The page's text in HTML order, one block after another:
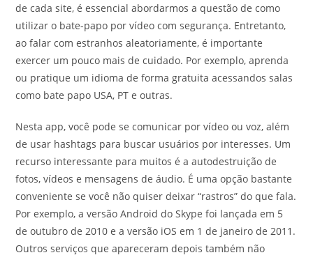
de cada site, é essencial abordarmos a questão de como
utilizar o bate-papo por vídeo com segurança. Entretanto,
ao falar com estranhos aleatoriamente, é importante
exercer um pouco mais de cuidado. Por exemplo, aprenda
ou pratique um idioma de forma gratuita acessandos salas
como bate papo USA, PT e outras.
Nesta app, você pode se comunicar por vídeo ou voz, além
de usar hashtags para buscar usuários por interesses. Um
recurso interessante para muitos é a autodestruição de
fotos, vídeos e mensagens de áudio. É uma opção bastante
conveniente se você não quiser deixar “rastros” do que fala.
Por exemplo, a versão Android do Skype foi lançada em 5
de outubro de 2010 e a versão iOS em 1 de janeiro de 2011.
Outros serviços que apareceram depois também não